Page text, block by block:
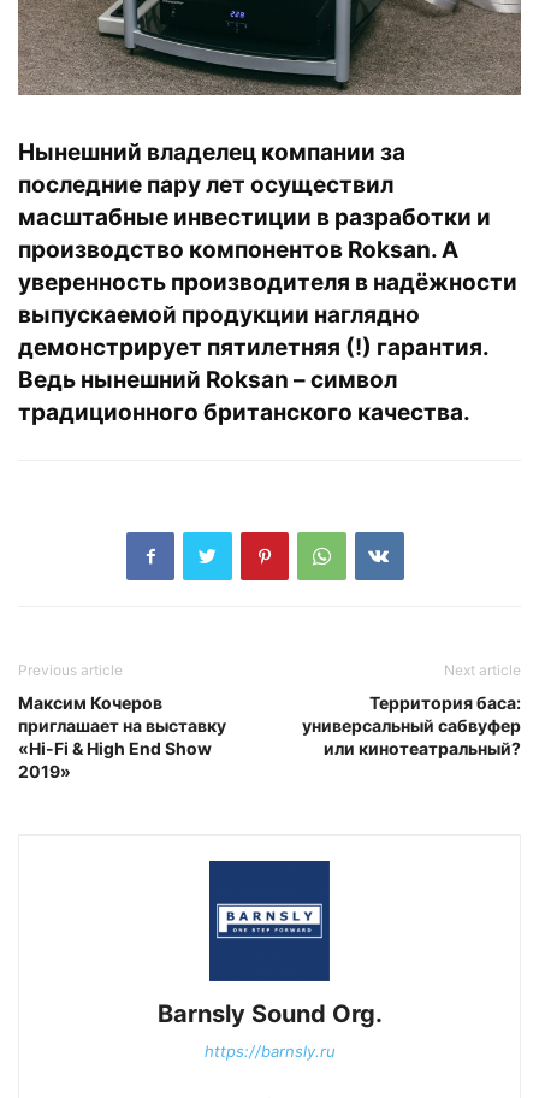
Нынешний владелец компании за
последние пару лет осуществил
масштабные инвестиции в разработки и
производство компонентов Roksan. А
уверенность производителя в надёжности
выпускаемой продукции наглядно
демонстрирует пятилетняя (!) гарантия.
Ведь нынешний Roksan – символ
традиционного британского качества.
Previous article
Максим Кочеров
приглашает на выставку
«Hi-Fi & High End Show
2019»
Next article
Территория баса:
универсальный сабвуфер
или кинотеатральный?
Barnsly Sound Org.
https://barnsly.ru